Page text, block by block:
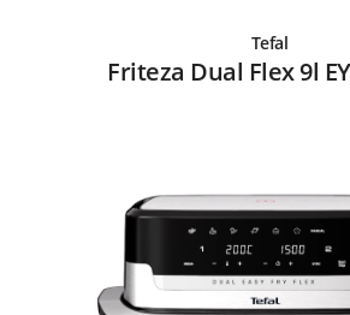
Tefal
Friteza Dual Flex 9l